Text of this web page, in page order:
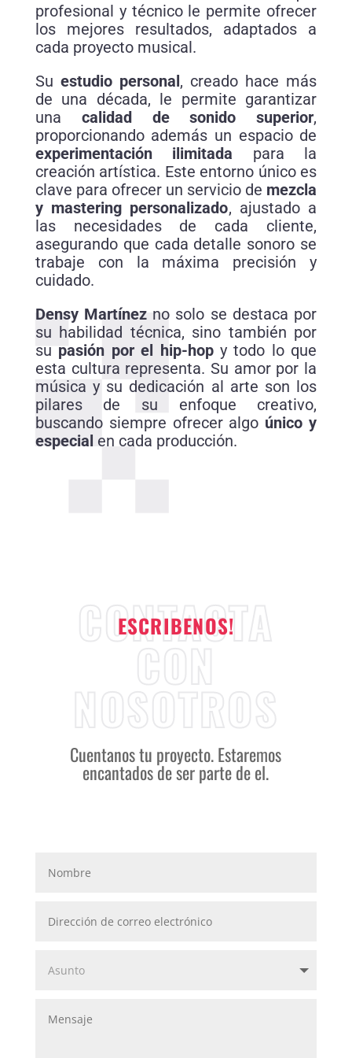
profesional y técnico le permite ofrecer
los mejores resultados, adaptados a
cada proyecto musical.
Su estudio personal, creado hace más
de una década, le permite garantizar
una calidad de sonido superior,
proporcionando además un espacio de
experimentación ilimitada para la
creación artística. Este entorno único es
clave para ofrecer un servicio de mezcla
y mastering personalizado, ajustado a
las necesidades de cada cliente,
asegurando que cada detalle sonoro se
trabaje con la máxima precisión y
cuidado.
Densy Martínez no solo se destaca por
su habilidad técnica, sino también por
su pasión por el hip-hopy todo lo que
esta cultura representa. Su amor por la
música y su dedicación al arte son los
pilares de su enfoque creativo,
buscando siempre ofrecer algo único y
especial en cada producción.
CONTACTA
Cuentanos tu proyecto. Estaremos
encantados de ser parte de el.
ESCRIBENOS!